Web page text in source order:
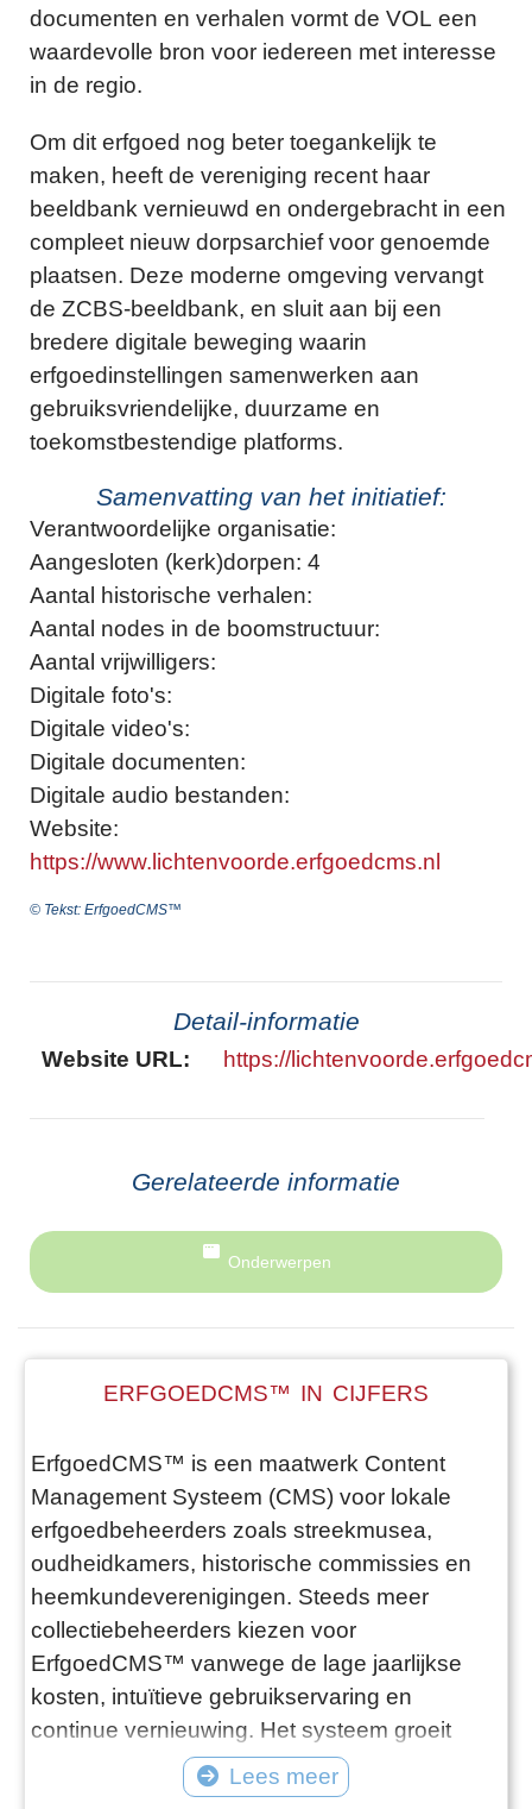
documenten en verhalen vormt de VOL een
waardevolle bron voor iedereen met interesse
in de regio.
Om dit erfgoed nog beter toegankelijk te
maken, heeft de vereniging recent haar
beeldbank vernieuwd en ondergebracht in een
compleet nieuw dorpsarchief voor genoemde
plaatsen. Deze moderne omgeving vervangt
de ZCBS-beeldbank, en sluit aan bij een
bredere digitale beweging waarin
erfgoedinstellingen samenwerken aan
gebruiksvriendelijke, duurzame en
toekomstbestendige platforms.
Samenvatting van het initiatief:
Verantwoordelijke organisatie:
Aangesloten (kerk)dorpen: 4
Aantal historische verhalen:
Aantal nodes in de boomstructuur:
Aantal vrijwilligers:
Digitale foto's:
Digitale video's:
Digitale documenten:
Digitale audio bestanden:
Website:
https://www.lichtenvoorde.erfgoedcms.nl
© Tekst: ErfgoedCMS™
Detail-informatie
Website URL: https://
Gerelateerde informatie
Onderwerpen
ERFGOEDCMS™ IN CIJFERS
ErfgoedCMS™ is een maatwerk Content
Management Systeem (CMS) voor lokale
erfgoedbeheerders zoals streekmusea,
oudheidkamers, historische commissies en
heemkundeverenigingen. Steeds meer
collectiebeheerders kiezen voor
ErfgoedCMS™ vanwege de lage jaarlijkse
kosten, intuïtieve gebruikservaring en
continue vernieuwing. Het systeem groeit
mee met hun behoeften en maakt het
beheren én presenteren van hun collecties
Lees meer